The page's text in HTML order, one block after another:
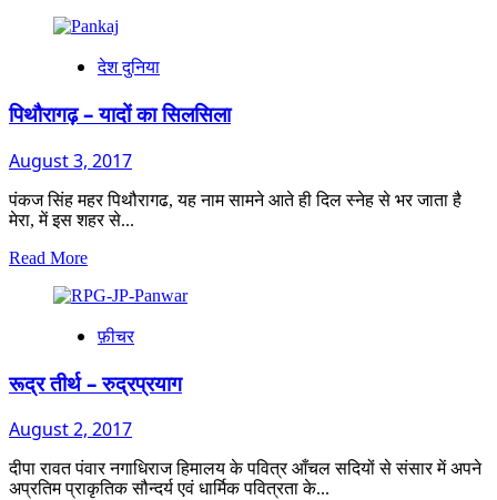
about
राम
‘प्रेम’
स्मरण
देश दुनिया
पिथौरागढ़ – यादों का सिलसिला
August 3, 2017
पंकज सिंह महर पिथौरागढ, यह नाम सामने आते ही दिल स्नेह से भर जाता है
मेरा, में इस शहर से...
Read MoreRead
about
का
सिलसिला
फ़ीचर
रूद्र तीर्थ – रुद्रप्रयाग
August 2, 2017
दीपा रावत पंवार नगाधिराज हिमालय के पवित्र आँचल सदियों से संसार में अपने
अप्रतिम प्राकृतिक सौन्दर्य एवं धार्मिक पवित्रता के...